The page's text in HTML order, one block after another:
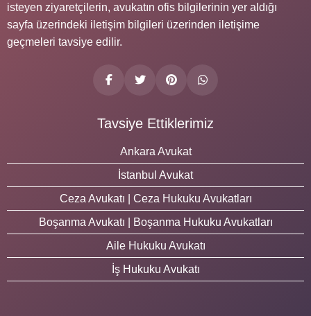
isteyen ziyaretçilerin, avukatın ofis bilgilerinin yer aldığı
sayfa üzerindeki iletişim bilgileri üzerinden iletişime
geçmeleri tavsiye edilir.
Tavsiye Ettiklerimiz
Ankara Avukat
İstanbul Avukat
Ceza Avukatı | Ceza Hukuku Avukatları
Boşanma Avukatı | Boşanma Hukuku Avukatları
Aile Hukuku Avukatı
İş Hukuku Avukatı